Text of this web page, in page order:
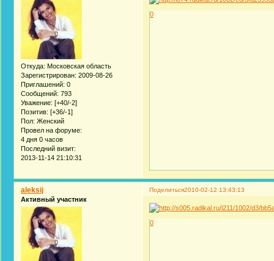
Откуда: Московская область
Зарегистрирован: 2009-08-26
Приглашений: 0
Сообщений: 793
Уважение: [+40/-2]
Позитив: [+36/-1]
Пол: Женский
Провел на форуме:
4 дня 0 часов
Последний визит:
2013-11-14 21:10:31
0
Поделиться2010-02-12 13:43:13
aleksij
Активный участник
0